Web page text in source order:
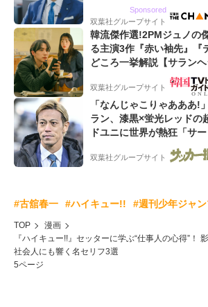
Sponsored
双葉社グループサイト
韓流傑作選!2PMジュノの
る主演3作『赤い袖先』『
どころ一挙解説【サランヘ
双葉社グループサイト
「なんじゃこりゃあああ!
ラン、漆黒×蛍光レッドの
ドユニに世界が熱狂「サ
「こりゃかっけえわ」
双葉社グループサイト
#古舘春一 #ハイキュー!! #週刊少年ジャ
TOP
漫画
『ハイキュー!!』セッターに学ぶ“仕事人の心得”！
社会人にも響く名セリフ3選
5ページ